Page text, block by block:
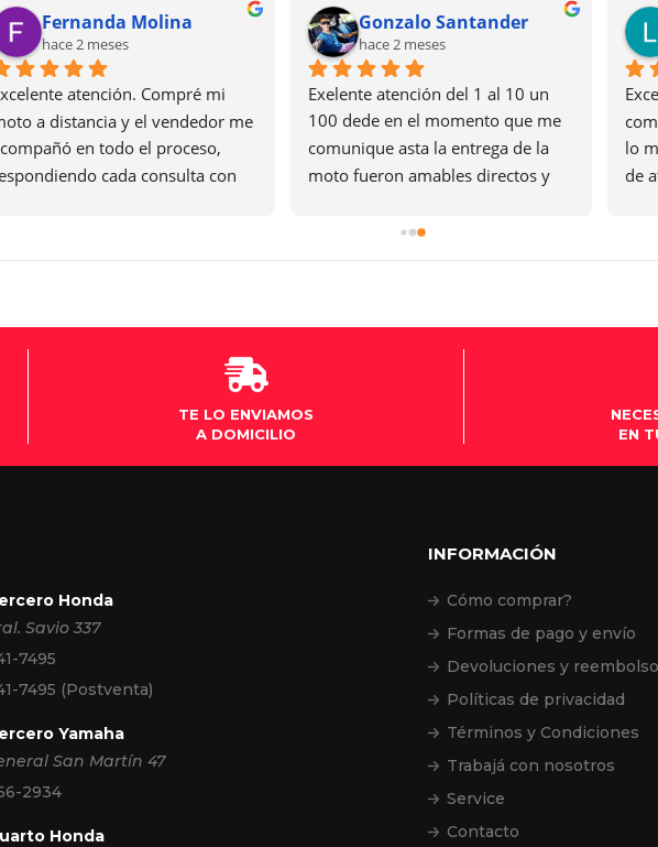
Fernanda Molina
hace 2 meses
atención. Compré mi
a distancia y el vendedor me
en todo el proceso,
cada consulta con
lo acordado. Me dio
Gonzalo Santander
hace 2 meses
Exelente atención del 1 al 10 un
100 dede en el momento que me
comunique asta la entrega de la
moto fueron amables directos y
prometen lo recomiendo gracias
@corrientes motos. Y a Ignacio
lo
de
moto
tipo
TE LO ENVIAMOS
A DOMICILIO
EN
Honda
Savio 337
7495
7495 (Postventa)
Yamaha
San Martín 47
2934
Honda
INFORMACIÓN
Cómo comprar?
Formas de pago y envío
Devoluciones y
Políticas de privacidad
Términos y Condiciones
Trabajá con nosotros
Service
Contacto